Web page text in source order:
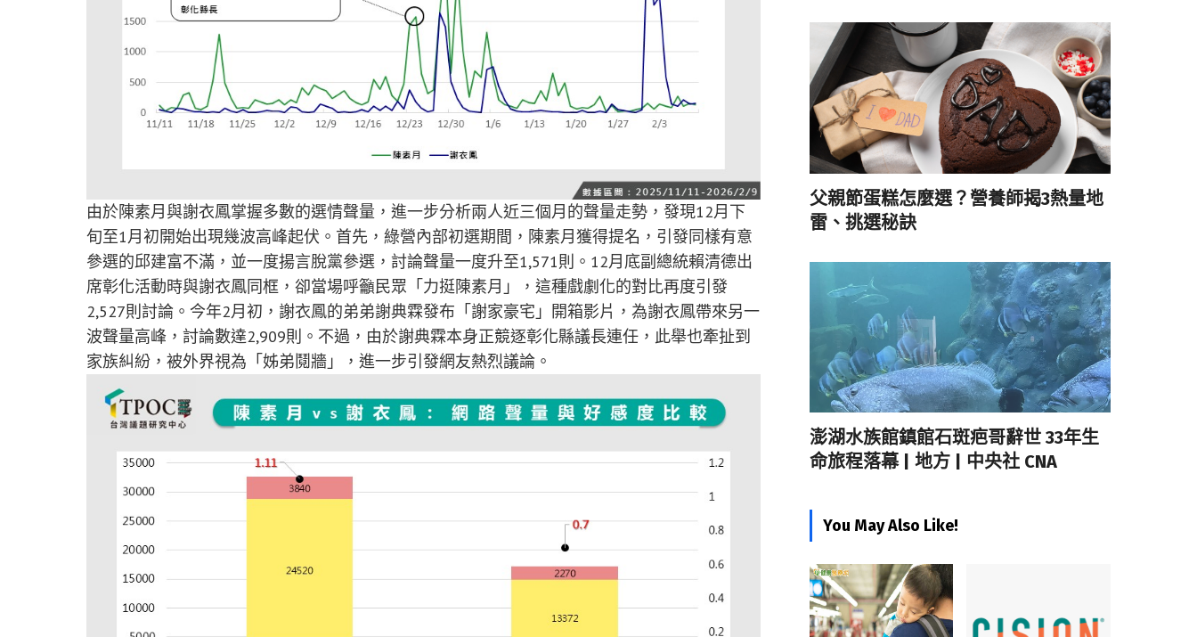
由於陳素月與謝衣鳳掌握多數的選情聲量，進一步分析兩人近三個月的聲量走勢，發現12月下
旬至1月初開始出現幾波高峰起伏。首先，綠營內部初選期間，陳素月獲得提名，引發同樣有意
參選的邱建富不滿，並一度揚言脫黨參選，討論聲量一度升至1,571則。12月底副總統賴清德出
席彰化活動時與謝衣鳳同框，卻當場呼籲民眾「力挺陳素月」，這種戲劇化的對比再度引發
2,527則討論。今年2月初，謝衣鳳的弟弟謝典霖發布「謝家豪宅」開箱影片，為謝衣鳳帶來另一
波聲量高峰，討論數達2,909則。不過，由於謝典霖本身正競逐彰化縣議長連任，此舉也牽扯到
家族糾紛，被外界視為「姊弟鬩牆」，進一步引發網友熱烈議論。
父親節蛋糕怎麼選？營養師揭3熱量地
雷、挑選秘訣
澎湖水族館鎮館石斑疤哥辭世 33年生
命旅程落幕 | 地方 | 中央社 CNA
You May Also Like!